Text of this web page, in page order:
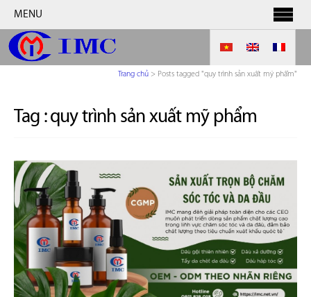
MENU
Trang chủ > Posts tagged "quy trình sản xuất mỹ phẩm"
Tag :quy trình sản xuất mỹ phẩm